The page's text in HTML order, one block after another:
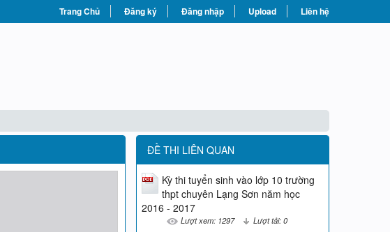
Trang Chủ Đăng ký Đăng nhập Upload Liên hệ
ĐỀ THI LIÊN QUAN
Kỳ thi tuyển sinh vào lớp 10 trường
thpt chuyên Lạng Sơn năm học
2016 - 2017
Lượt xem: 1297 Lượt tải: 0